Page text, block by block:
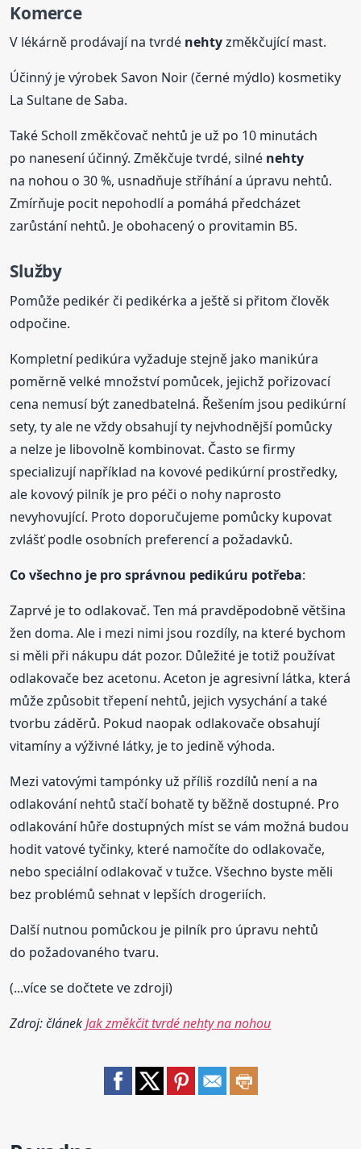
Komerce
V lékárně prodávají na tvrdé nehtyzměkčující mast.
Účinný je výrobek Savon Noir (černé mýdlo) kosmetiky
La Sultane de Saba.
Také Scholl změkčovač nehtů je už po 10 minutách
po nanesení účinný. Změkčuje tvrdé, silné nehty
na nohou o 30 %, usnadňuje stříhání a úpravu nehtů.
Zmírňuje pocit nepohodlí a pomáhá předcházet
zarůstání nehtů. Je obohacený o provitamin B5.
Služby
Pomůže pedikér či pedikérka a ještě si přitom člověk
odpočine.
Kompletní pedikúra vyžaduje stejně jako manikúra
poměrně velké množství pomůcek, jejichž pořizovací
cena nemusí být zanedbatelná. Řešením jsou pedikúrní
sety, ty ale ne vždy obsahují ty nejvhodnější pomůcky
a nelze je libovolně kombinovat. Často se firmy
specializují například na kovové pedikúrní prostředky,
ale kovový pilník je pro péči o nohy naprosto
nevyhovující. Proto doporučujeme pomůcky kupovat
zvlášť podle osobních preferencí a požadavků.
Co všechno je pro správnou pedikúru potřeba:
Zaprvé je to odlakovač. Ten má pravděpodobně většina
žen doma. Ale i mezi nimi jsou rozdíly, na které bychom
si měli při nákupu dát pozor. Důležité je totiž používat
odlakovače bez acetonu. Aceton je agresivní látka, která
může způsobit třepení nehtů, jejich vysychání a také
tvorbu záděrů. Pokud naopak odlakovače obsahují
vitamíny a výživné látky, je to jedině výhoda.
Mezi vatovými tampónky už příliš rozdílů není a na
odlakování nehtů stačí bohatě ty běžně dostupné. Pro
odlakování hůře dostupných míst se vám možná budou
hodit vatové tyčinky, které namočíte do odlakovače,
nebo speciální odlakovač v tužce. Všechno byste měli
bez problémů sehnat v lepších drogeriích.
Další nutnou pomůckou je pilník pro úpravu nehtů
do požadovaného tvaru.
(...více se dočtete ve zdroji)
Zdroj: článekJak změkčit tvrdé nehty na nohou